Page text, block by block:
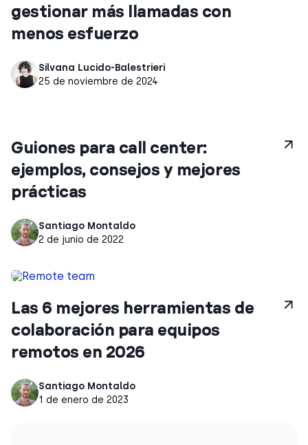
gestionar más llamadas con
menos esfuerzo
Silvana Lucido-Balestrieri
25 de noviembre de 2024
Guiones para call center:
ejemplos, consejos y mejores
prácticas
Santiago Montaldo
2 de junio de 2022
Las 6 mejores herramientas de
colaboración para equipos
remotos en 2026
Santiago Montaldo
1 de enero de 2023